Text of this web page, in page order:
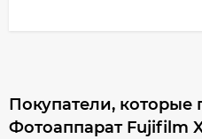
Покупатели, которые
Фотоаппарат Fujifilm